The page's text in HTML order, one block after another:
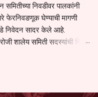
निवडीवर पालकांनी
फेरनिवडणूक घेण्याची मागणी
निवेदन सादर केले आहे.
शालेय समिती सदस्यांची निवड
पालक बैठकीस उपस्थित राहू शकले
प्रक्रिया पूर्ण करण्यात